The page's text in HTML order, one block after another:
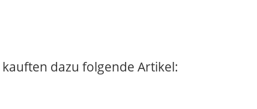
dazu folgende Artikel: